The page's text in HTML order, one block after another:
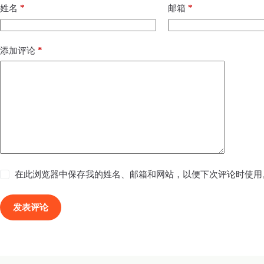
姓名 * 邮箱 *
添加评论 *
在此浏览器中保存我的姓名、邮箱和网站，以便下次评论时使用
发表评论